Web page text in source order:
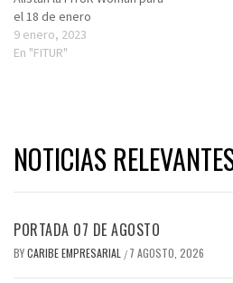
el 18 de enero
9 enero, 2023
En "FITUR"
NOTICIAS
PORTADA 07 DE AGOSTO
BYCARIBE EMPRESARIAL / 7 AGOSTO, 2026